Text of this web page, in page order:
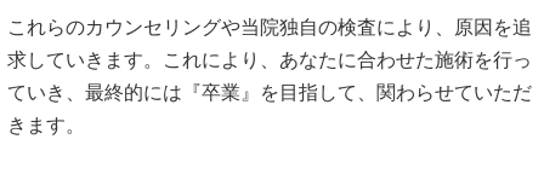
これらのカウンセリングや当院独自の検査により、原因を追
求していきます。これにより、あなたに合わせた施術を行っ
ていき、最終的には『卒業』を目指して、関わらせていただ
きます。